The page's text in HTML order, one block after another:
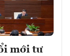
mới tư